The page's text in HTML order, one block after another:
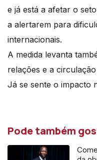
e já está a afetar o
a alertarem para
internacionais.
A medida levanta
relações e a
Já se sente o impacto
Pode também